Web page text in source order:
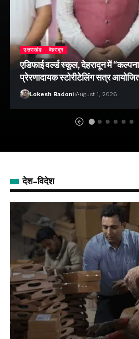
उत्तराखंड देहरादून
एडिफाई वर्ल्ड स्कूल, देहरादून में
प्रेरणादायक स्टोरीटेलिंग सत्र
Lokesh Badoni August 1, 2026
देश-विदेश